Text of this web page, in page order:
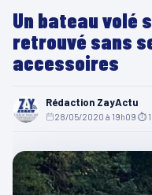
Un bateau volé
retrouvé sans
accessoires
Rédaction ZayActu
28/05/2020 à 19h09 ⏱ 1